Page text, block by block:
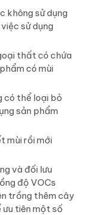
không sử dụng
sử dụng
thất có chứa
có mùi
có thể loại bỏ
sản phẩm
mùi rồi mới
và đối lưu
độ VOCs
trồng thêm cây
ưu tiên một số